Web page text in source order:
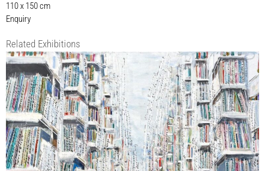
110 x 150 cm
Enquiry
Related Exhibitions